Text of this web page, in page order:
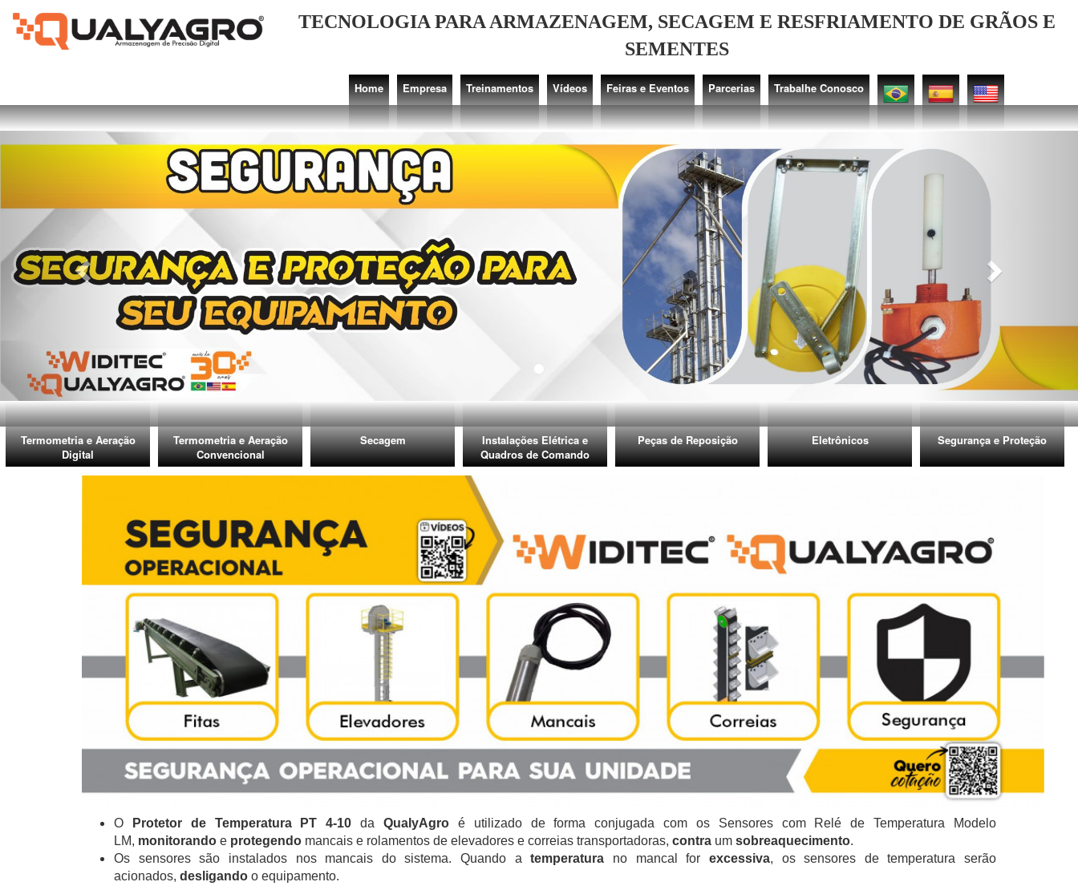
TECNOLOGIA PARA ARMAZENAGEM, SECAGEM E RESFRIAMENTO DE GRÃOS E
SEMENTES
Home Empresa Treinamentos Vídeos Feiras e Eventos Parcerias Trabalhe Conosco
Previous
Termometria e Aeração
Digital
Termometria e Aeração
Convencional
Secagem
Instalações Elétrica e
Quadros de Comando
Peças de Reposição Eletrônicos Segurança e Proteção
O Protetor de Temperatura PT 4-10da QualyAgroé utilizado de forma conjugada com os Sensores com Relé de Temperatura Modelo
LM, monitorando e protegendo mancais e rolamentos de elevadores e correias transportadoras, contra um sobreaquecimento.
Os sensores são instalados nos mancais do sistema. Quando atemperatura no mancal for excessiva, os sensores de temperatura serão
acionados, desligando o equipamento.